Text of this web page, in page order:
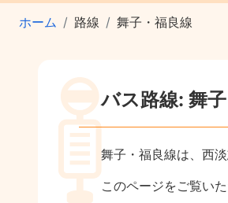
ホーム 路線 舞子・福良線
バス路線: 舞
舞子・福良線は、西
このページをご覧い